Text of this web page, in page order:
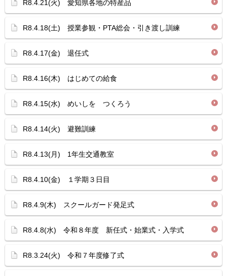
R8.4.21(火) 愛知県各地の特産品
R8.4.18(土) 授業参観・PTA総会・引き渡し訓練
R8.4.17(金) 退任式
R8.4.16(木) はじめての給食
R8.4.15(水) めいしを つくろう
R8.4.14(火) 避難訓練
R8.4.13(月) 1年生交通教室
R8.4.10(金) １学期３日目
R8.4.9(木) スクールガード発足式
R8.4.8(水) 令和８年度 新任式・始業式・入学式
R8.3.24(火) 令和７年度修了式